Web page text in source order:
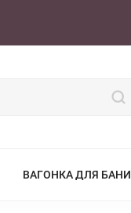
ВАГОНКА ДЛЯ БАНИ